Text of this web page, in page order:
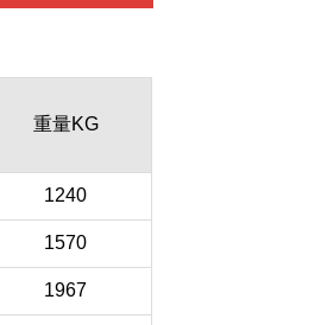
重量KG
1240
1570
1967